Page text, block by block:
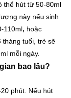
thể hút từ 50-80ml
này nếu sinh
110ml, hoặc
tháng tuổi, trẻ sẽ
mỗi ngày.
bao lâu?
phút. Nếu hút